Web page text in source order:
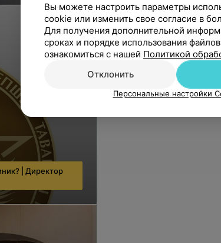
| Директор
Вы можете настроить параметры
cookie или изменить свое согласие в
Для получения дополнительной
сроках и порядке использования
ознакомиться с нашей Политикой
Отклонить
Персональные настройки